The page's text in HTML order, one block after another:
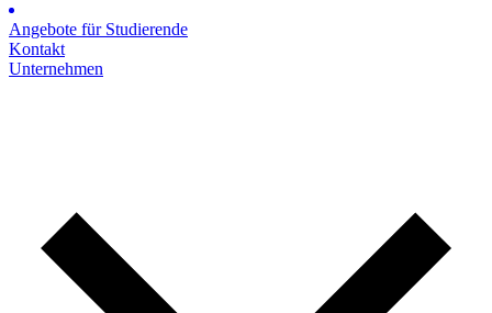
Angebote für Studierende
Kontakt
Unternehmen